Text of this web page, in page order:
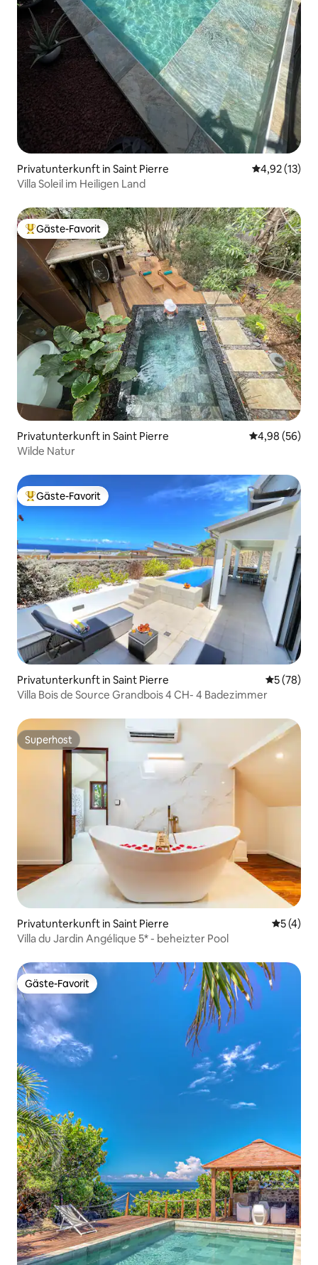
Privatunterkunft in Saint Pierre
4,92 (13)
Villa Soleil im Heiligen Land
Beliebter Gäste-Favorit.
Gäste-Favorit
Privatunterkunft in Saint Pierre
4,98 (56)
Wilde Natur
Beliebter Gäste-Favorit.
Gäste-Favorit
Privatunterkunft in Saint Pierre
5 (78)
Villa Bois de Source Grandbois 4 CH- 4 Badezimmer
Superhost
Superhost
Privatunterkunft in Saint Pierre
5 (4)
Villa du Jardin Angélique 5* - beheizter Pool
Gäste-Favorit
Gäste-Favorit